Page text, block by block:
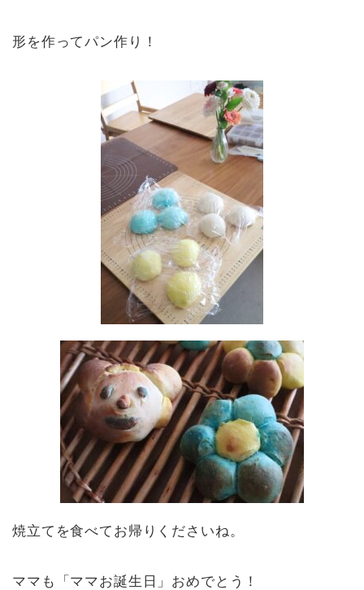
形を作ってパン作り！
焼立てを食べてお帰りくださいね。
ママも「ママお誕生日」おめでとう！